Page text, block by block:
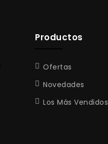
Productos
Ofertas
Novedades
Los Más Vendidos